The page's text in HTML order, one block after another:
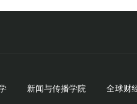
新闻与传播学院 全球财